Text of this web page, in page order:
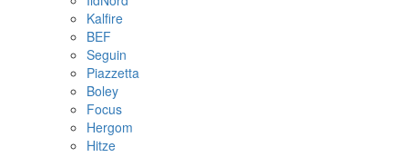
Kalfire
BEF
Seguin
Piazzetta
Boley
Focus
Hergom
Hitze